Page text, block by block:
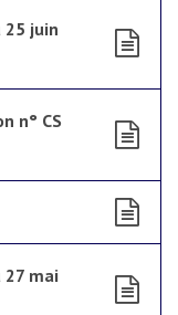
25 juin
n° CS
27 mai